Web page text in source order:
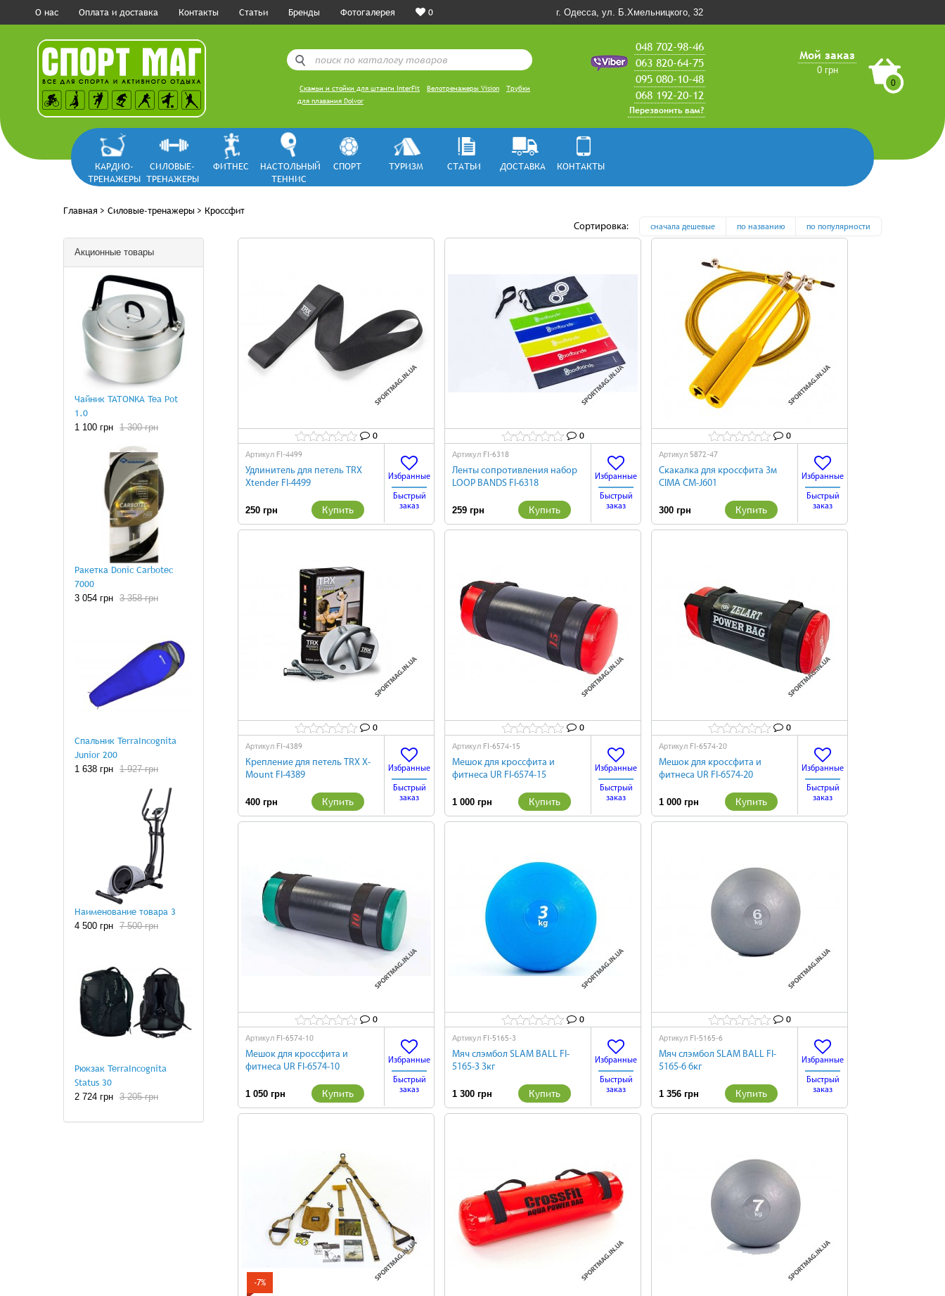
О нас Оплата и доставка Контакты Статьи Бренды Фотогалерея 0 г. Одесса, ул. Б.Хмельницкого, 32
Скамьи и стойки для штанги InterFit Велотренажеры Vision
Трубки
для плавания Dolvor
Мой заказ
0 грн
0
048 702-98-46
063 820-64-75
095 080-10-48
068 192-20-12
Перезвонить вам?
КАРДИО-
ТРЕНАЖЕРЫ
СИЛОВЫЕ-
ТРЕНАЖЕРЫ
ФИТНЕС
НАСТОЛЬНЫЙ
ТЕННИС
СПОРТ ТУРИЗМ СТАТЬИ ДОСТАВКА КОНТАКТЫ
Главная > Силовые-тренажеры > Кроссфит
по популярности
по названию
сначала дешевые
Сортировка:
Акционные товары
Чайник TATONKA Tea Pot
1.0
1 100 грн 1 300 грн
Ракетка Donic Carbotec
7000
3 054 грн 3 358 грн
Спальник TerraIncognita
Junior 200
1 638 грн 1 927 грн
Наименование товара 3
4 500 грн 7 500 грн
Рюкзак TerraIncognita
Status 30
2 724 грн 3 205 грн
0
Артикул FI-4499
Удлинитель для петель TRX
Xtender FI-4499
250 грн Купить
Избранные
Быстрый
заказ
0
Артикул FI-6318
Ленты сопротивления набор
LOOP BANDS FI-6318
259 грн Купить
Избранные
Быстрый
заказ
0
Артикул 5872-47
Скакалка для кроссфита 3м
CIMA CM-J601
300 грн Купить
Избранные
Быстрый
заказ
0
Артикул FI-4389
Крепление для петель TRX X-
Mount FI-4389
400 грн Купить
Избранные
Быстрый
заказ
0
Артикул FI-6574-15
Мешок для кроссфита и
фитнеса UR FI-6574-15
1 000 грн Купить
Избранные
Быстрый
заказ
0
Артикул FI-6574-20
Мешок для кроссфита и
фитнеса UR FI-6574-20
1 000 грн Купить
Избранные
Быстрый
заказ
0
Артикул FI-6574-10
Мешок для кроссфита и
фитнеса UR FI-6574-10
1 050 грн Купить
Избранные
Быстрый
заказ
0
Артикул FI-5165-3
Мяч слэмбол SLAM BALL FI-
5165-3 3кг
1 300 грн Купить
Избранные
Быстрый
заказ
0
Артикул FI-5165-6
Мяч слэмбол SLAM BALL FI-
5165-6 6кг
1 356 грн Купить
Избранные
Быстрый
заказ
-7%